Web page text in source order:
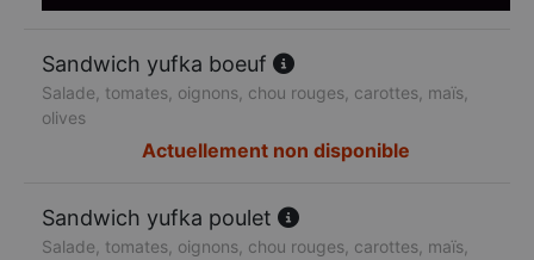
Sandwich yufka boeuf
Salade, tomates, oignons, chou rouges, carottes, maïs,
olives
Actuellement non disponible
Sandwich yufka poulet
Salade, tomates, oignons, chou rouges, carottes, maïs,